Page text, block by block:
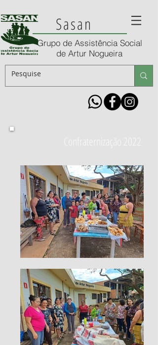
Sasan
Grupo de Assistência Social
de Artur Nogueira
Confraternização 2022